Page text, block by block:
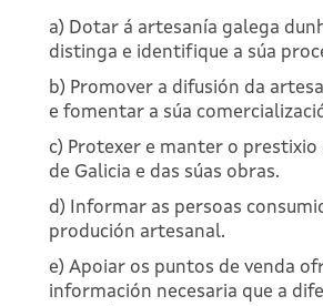
a) Dotar á artesanía galega
distinga e identifique a súa
b) Promover a difusión da
e fomentar a súa
c) Protexer e manter o prestixio
de Galicia e das súas obras.
d) Informar as persoas
produción artesanal.
e) Apoiar os puntos de venda
información necesaria que a